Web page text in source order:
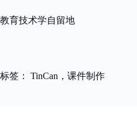
过
教育技术学自留地
标签： TinCan，课件制作